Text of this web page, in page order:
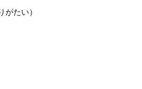
たい）